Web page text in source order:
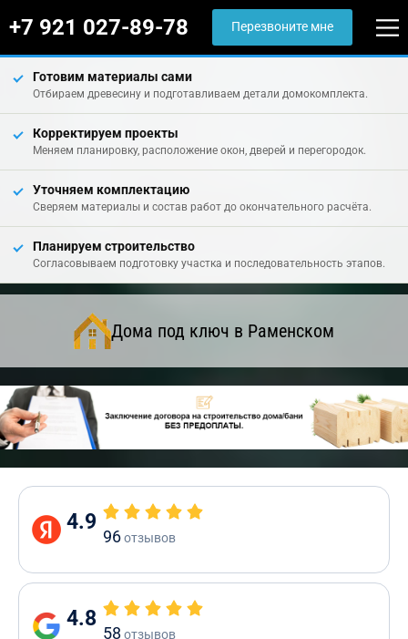
+7 921 027-89-78 Перезвоните мне
Готовим материалы сами
Отбираем древесину и подготавливаем детали домокомплекта.
Корректируем проекты
Меняем планировку, расположение окон, дверей и перегородок.
Уточняем комплектацию
Сверяем материалы и состав работ до окончательного расчёта.
Планируем строительство
Согласовываем подготовку участка и последовательность этапов.
Дома под ключ в Раменском
4.9
96отзывов
4.8
58 отзывов